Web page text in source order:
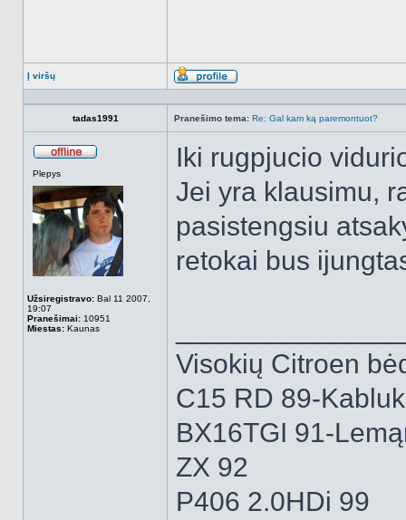
Į viršų
Aprašymas
tadas1991 Pranešimo tema: Re: Gal kam ką paremontuot?
Plepys
Užsiregistravo: Bal 11 2007,
19:07
Pranešimai: 10951
Miestas: Kaunas
Iki rugpjucio
Jei yra klausimu,
pasistengsiu
retokai bus
Visokių Citroen
C15 RD 89-
BX16TGI 91-
ZX 92
P406 2.0HDi 99